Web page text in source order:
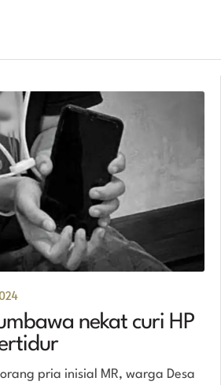
nekat curi HP
pria inisial MR, warga Desa